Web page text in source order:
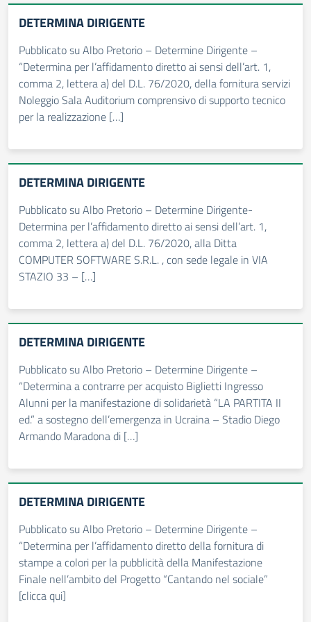
DETERMINA DIRIGENTE
Pubblicato su Albo Pretorio – Determine Dirigente –
“Determina per l’affidamento diretto ai sensi dell’art. 1,
comma 2, lettera a) del D.L. 76/2020, della fornitura servizi
Noleggio Sala Auditorium comprensivo di supporto tecnico
per la realizzazione […]
DETERMINA DIRIGENTE
Pubblicato su Albo Pretorio – Determine Dirigente-
Determina per l’affidamento diretto ai sensi dell’art. 1,
comma 2, lettera a) del D.L. 76/2020, alla Ditta
COMPUTER SOFTWARE S.R.L. , con sede legale in VIA
STAZIO 33 – […]
DETERMINA DIRIGENTE
Pubblicato su Albo Pretorio – Determine Dirigente –
“Determina a contrarre per acquisto Biglietti Ingresso
Alunni per la manifestazione di solidarietà “LA PARTITA II
ed.” a sostegno dell’emergenza in Ucraina – Stadio Diego
Armando Maradona di […]
DETERMINA DIRIGENTE
Pubblicato su Albo Pretorio – Determine Dirigente –
“Determina per l’affidamento diretto della fornitura di
stampe a colori per la pubblicità della Manifestazione
Finale nell’ambito del Progetto “Cantando nel sociale”
[clicca qui]